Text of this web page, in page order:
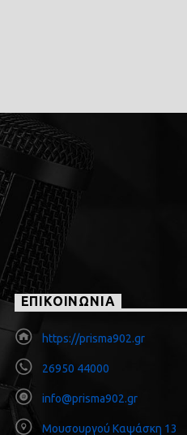
ΕΠΙΚΟΙΝΩΝΙΑ
https://prisma902.gr
26950 44000
info@prisma902.gr
Μουσουργού Καψάσκη 13